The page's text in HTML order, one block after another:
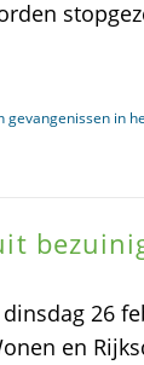
gevangenissen in
26
en